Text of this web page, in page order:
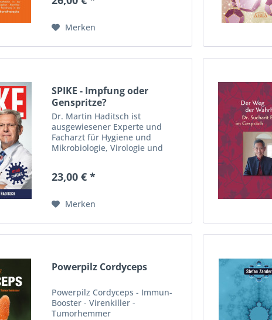
Wie kann es sein, dass die
Weiß“...
Merken
SPIKE - Impfung oder
Genspritze?
Dr. Martin Haditsch ist
ausgewiesener Experte und
Facharzt für Hygiene und
Mikrobiologie, Virologie und
Er betreibt ein Impfzentrum in
medizinisches Labor...
23,00 € *
Merken
Powerpilz Cordyceps
Powerpilz Cordyceps - Immun-
Booster - Virenkiller -
Tumorhemmer